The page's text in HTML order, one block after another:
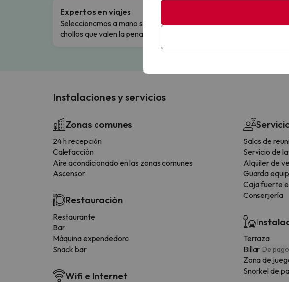
Expertos en viajes
Seleccionamos a mano solo los
chollos que valen la pena.
Cancela sin
Cambios y cancelaciones
Instalaciones y servicios
Zonas comunes
24 h recepción
Calefacción
Aire acondicionado en las zonas comunes
Ascensor
Restauración
Restaurante
Bar
Máquina expendedora
Snack bar
Wifi e Internet
Salas de
Servicio de
Alquiler de
Guarda
Caja fuerte
Conserjería
Terraza
Billar De pago
Zona de
Snorkel de